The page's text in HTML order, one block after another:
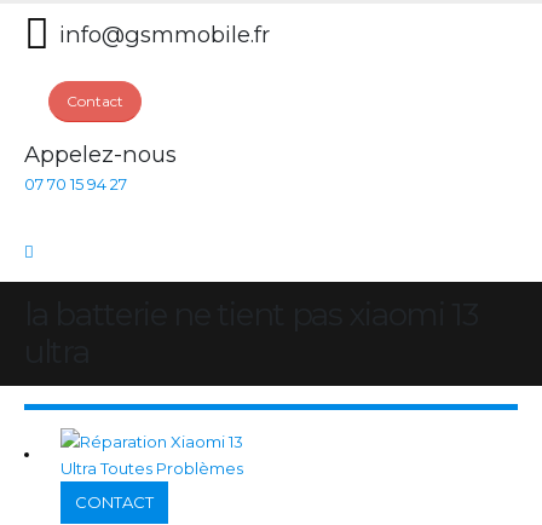
info@gsmmobile.fr
Contact
Appelez-nous
07 70 15 94 27
CONTACT